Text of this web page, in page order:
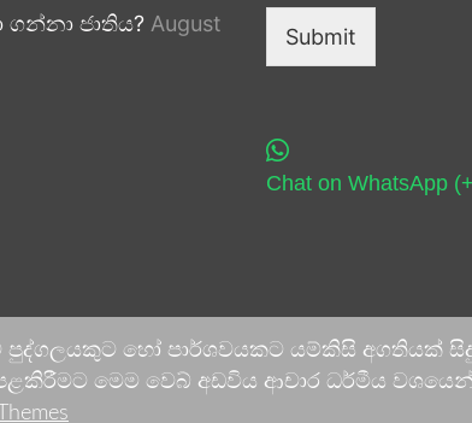
ජාතිය? August
Submit
Chat on WhatsApp
පුද්ගලයකුට හෝ පාර්ශවයකට යම්කිසි අගතියක්
මෙම වෙබ් අඩවිය ආචාර ධර්මීය වශයෙන්